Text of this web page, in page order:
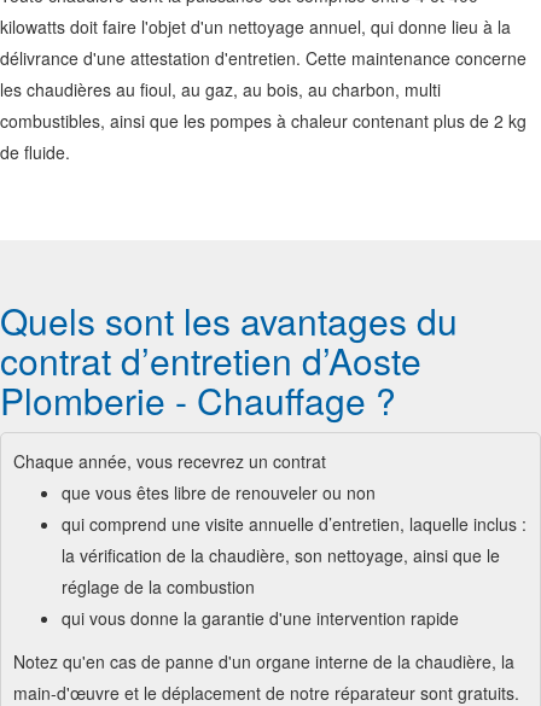
kilowatts doit faire l'objet d'un nettoyage annuel, qui donne lieu à la
délivrance d'une attestation d'entretien. Cette maintenance concerne
les chaudières au fioul, au gaz, au bois, au charbon, multi
combustibles, ainsi que les pompes à chaleur contenant plus de 2 kg
de fluide.
Quels sont les avantages du
contrat d’entretien d’Aoste
Plomberie - Chauffage ?
Chaque année, vous recevrez un contrat
​que vous êtes libre de renouveler ou non
qui comprend une visite annuelle d’entretien, laquelle inclus :
la vérification de la chaudière, son nettoyage, ainsi que le
réglage de la combustion
qui vous donne la garantie d'une intervention rapide
Notez qu'en cas de panne d'un organe interne de la chaudière, la
main-d'œuvre et le déplacement de notre réparateur sont gratuits.